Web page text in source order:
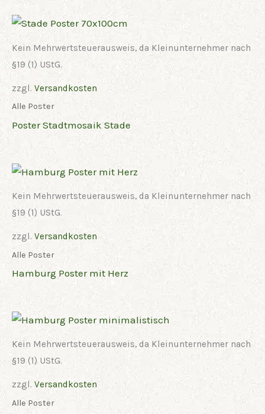
Kein Mehrwertsteuerausweis, da Kleinunternehmer nach
§19 (1) UStG.
zzgl. Versandkosten
Alle Poster
Poster Stadtmosaik Stade
Kein Mehrwertsteuerausweis, da Kleinunternehmer nach
§19 (1) UStG.
zzgl. Versandkosten
Alle Poster
Hamburg Poster mit Herz
Kein Mehrwertsteuerausweis, da Kleinunternehmer nach
§19 (1) UStG.
zzgl. Versandkosten
Alle Poster